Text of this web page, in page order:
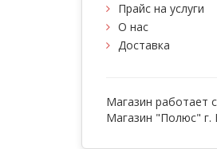
Прайс на услуги
О нас
Доставка
Магазин работает
Магазин "Полюс" г.